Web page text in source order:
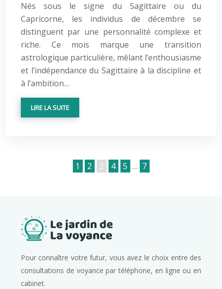
Nés sous le signe du Sagittaire ou du
Capricorne, les individus de décembre se
distinguent par une personnalité complexe et
riche. Ce mois marque une transition
astrologique particulière, mêlant l’enthousiasme
et l’indépendance du Sagittaire à la discipline et
à l’ambition…
LIRE LA SUITE
1 2 3 4 5 … 7
Pour connaître votre futur, vous avez le choix entre des
consultations de voyance par téléphone, en ligne ou en
cabinet.